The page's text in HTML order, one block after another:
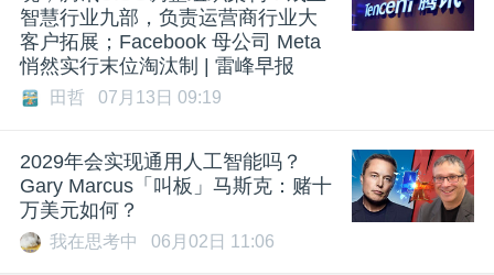
智慧行业九部，负责运营商行业大
客户拓展；Facebook 母公司 Meta
悄然实行末位淘汰制 | 雷峰早报
田哲 07月13日 09:19
2029年会实现通用人工智能吗？
Gary Marcus「叫板」马斯克：赌十
万美元如何？
我在思考中 06月02日 11:06